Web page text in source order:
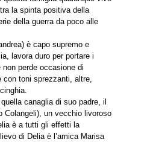
la spinta positiva della
della guerra da poco alle
è capo supremo e
lavora duro per portare i
perde occasione di
toni sprezzanti, altre,
canaglia di suo padre, il
Colangeli), un vecchio livoroso
è a tutti gli effetti la
di Delia è l’amica Marisa